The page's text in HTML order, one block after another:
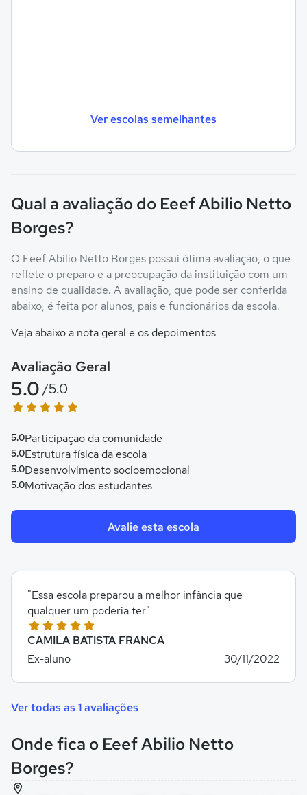
Ver escolas semelhantes
Qual a avaliação do Eeef Abilio Netto
Borges?
O Eeef Abilio Netto Borges possui ótima avaliação, o que
reflete o preparo e a preocupação da instituição com um
ensino de qualidade. A avaliação, que pode ser conferida
abaixo, é feita por alunos, pais e funcionários da escola.
Veja abaixo a nota geral e os depoimentos
Avaliação Geral
5.0 /5.0
5.0Participação da comunidade
5.0Estrutura física da escola
5.0Desenvolvimento socioemocional
5.0Motivação dos estudantes
Avalie esta escola
CAMILA BATISTA FRANCA
Ex-aluno
30/11/2022
"Essa escola preparou a melhor infância que
qualquer um poderia ter"
Ver todas as 1 avaliações
Onde fica o Eeef Abilio Netto
Borges?